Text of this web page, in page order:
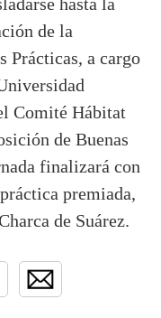
de la
Prácticas, a cargo
Comité Hábitat
de Buenas
finalizará con
premiada,
de Suárez.